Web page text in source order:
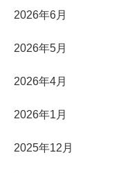
2026年6月
2026年5月
2026年4月
2026年1月
2025年12月